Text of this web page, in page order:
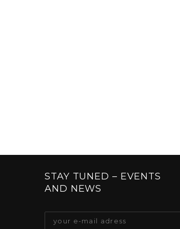
STAY TUNED – EVENTS
AND NEWS